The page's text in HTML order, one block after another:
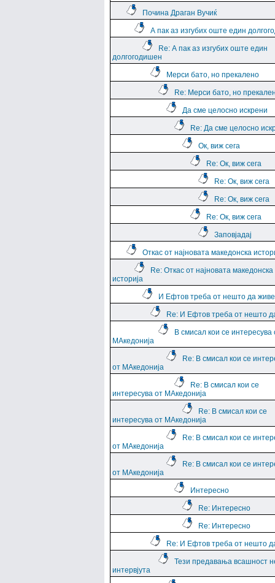
Почина Драган Вучиќ
А пак аз изгубих оште един
Re: А пак аз изгубих оште един
долгогодишен
Мерси бато, но прекалено
Re: Мерси бато, но
Да сме целосно искрени
Re: Да сме целосно
Ок, виж сега
Re: Ок, виж сега
Re: Ок, виж сега
Re: Ок, виж сега
Re: Ок, виж сега
Заповјадај
Откас от најновата македонска
Re: Откас от најновата македонска
историја
И Ефтов треба от нешто да
Re: И Ефтов треба от нешто
В смисал кои се интересува
МАкедонија
Re: В смисал кои се
от МАкедонија
Re: В смисал кои се
интересува от МАкедонија
Re: В смисал кои се
интересува от МАкедонија
Re: В смисал кои се
от МАкедонија
Re: В смисал кои се
от МАкедонија
Интересно
Re: Интересно
Re: Интересно
Re: И Ефтов треба от нешто
Тези предавања всашност
интервјута